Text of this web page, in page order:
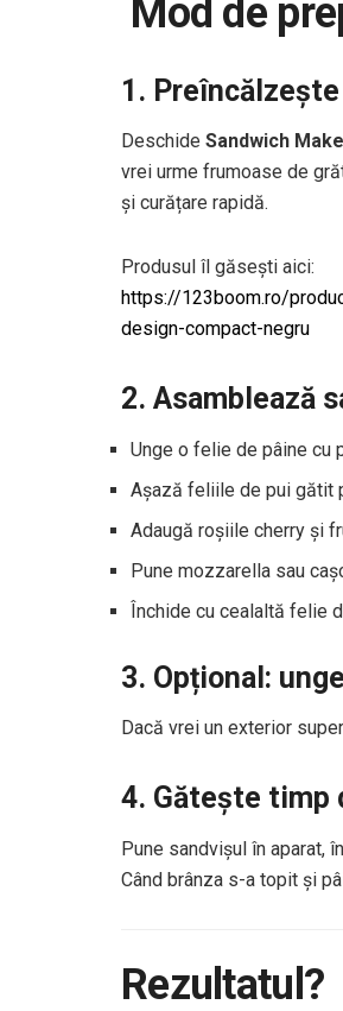
Mod de
1. Preîncălzește
Deschide Sandwich
vrei urme frumoase de
și curățare rapidă.
Produsul îl găsești aici:
https://123boom.ro/
design-compact-negru
2. Asamblează
Unge o felie de pâine cu
Așază feliile de pui gătit
Adaugă roșiile cherry și
Pune mozzarella sau
Închide cu cealaltă felie
3. Opțional:
Dacă vrei un exterior
4. Gătește timp
Pune sandvișul în aparat,
Când brânza s-a topit și
Rezultatul?